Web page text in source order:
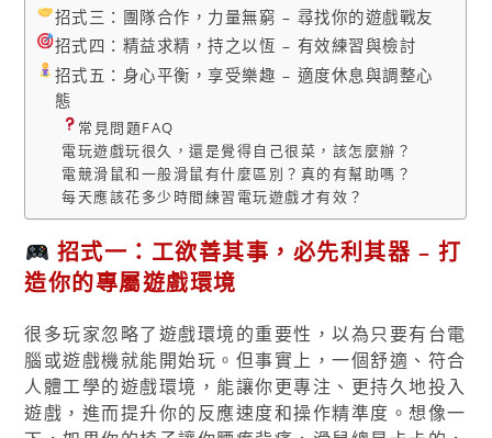
招式三：團隊合作，力量無窮 – 尋找你的遊戲戰友
招式四：精益求精，持之以恆 – 有效練習與檢討
招式五：身心平衡，享受樂趣 – 適度休息與調整心
態
常見問題FAQ
電玩遊戲玩很久，還是覺得自己很菜，該怎麼辦？
電競滑鼠和一般滑鼠有什麼區別？真的有幫助嗎？
每天應該花多少時間練習電玩遊戲才有效？
招式一：工欲善其事，必先利其器 – 打
造你的專屬遊戲環境
很多玩家忽略了遊戲環境的重要性，以為只要有台電
腦或遊戲機就能開始玩。但事實上，一個舒適、符合
人體工學的遊戲環境，能讓你更專注、更持久地投入
遊戲，進而提升你的反應速度和操作精準度。想像一